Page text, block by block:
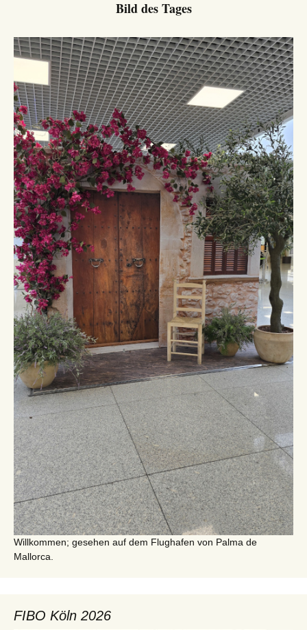
Bild des Tages
Willkommen; gesehen auf dem Flughafen von Palma de
Mallorca.
FIBO Köln 2026